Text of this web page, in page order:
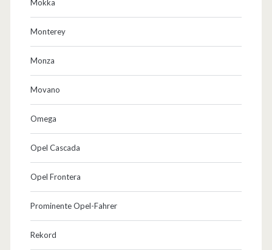
Mokka
Monterey
Monza
Movano
Omega
Opel Cascada
Opel Frontera
Prominente Opel-Fahrer
Rekord